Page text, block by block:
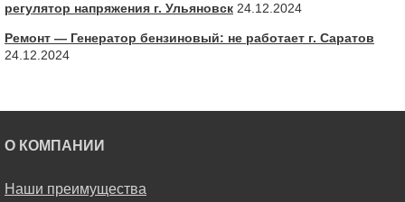
регулятор напряжения г. Ульяновск 24.12.2024
Ремонт — Генератор бензиновый: не работает г. Саратов
24.12.2024
О КОМПАНИИ
Наши преимущества